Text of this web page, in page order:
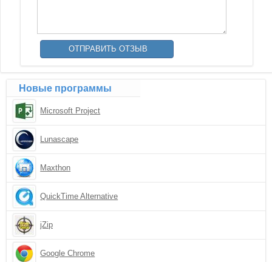
Новые программы
Microsoft Project
Lunascape
Maxthon
QuickTime Alternative
jZip
Google Chrome